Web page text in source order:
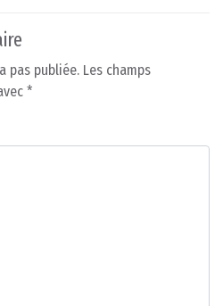
pas publiée. Les champs
*